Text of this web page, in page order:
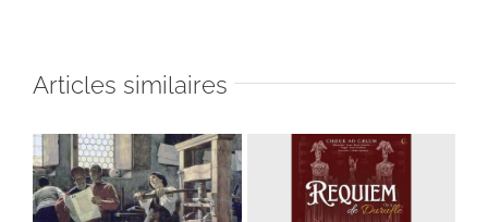
Articles similaires